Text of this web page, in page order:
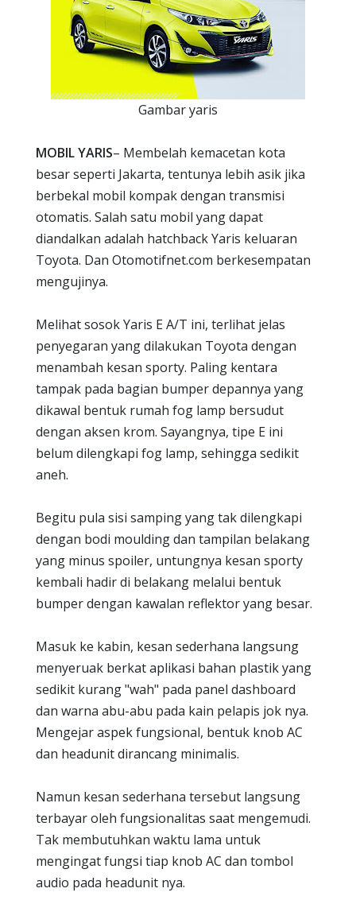
Gambar yaris
MOBIL YARIS– Membelah kemacetan kota
besar seperti Jakarta, tentunya lebih asik jika
berbekal mobil kompak dengan transmisi
otomatis. Salah satu mobil yang dapat
diandalkan adalah hatchback Yaris keluaran
Toyota. Dan Otomotifnet.com berkesempatan
mengujinya.
Melihat sosok Yaris E A/T ini, terlihat jelas
penyegaran yang dilakukan Toyota dengan
menambah kesan sporty. Paling kentara
tampak pada bagian bumper depannya yang
dikawal bentuk rumah fog lamp bersudut
dengan aksen krom. Sayangnya, tipe E ini
belum dilengkapi fog lamp, sehingga sedikit
aneh.
Begitu pula sisi samping yang tak dilengkapi
dengan bodi moulding dan tampilan belakang
yang minus spoiler, untungnya kesan sporty
kembali hadir di belakang melalui bentuk
bumper dengan kawalan reflektor yang besar.
Masuk ke kabin, kesan sederhana langsung
menyeruak berkat aplikasi bahan plastik yang
sedikit kurang "wah" pada panel dashboard
dan warna abu-abu pada kain pelapis jok nya.
Mengejar aspek fungsional, bentuk knob AC
dan headunit dirancang minimalis.
Namun kesan sederhana tersebut langsung
terbayar oleh fungsionalitas saat mengemudi.
Tak membutuhkan waktu lama untuk
mengingat fungsi tiap knob AC dan tombol
audio pada headunit nya.